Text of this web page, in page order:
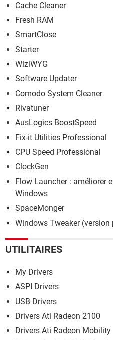
Cache Cleaner
Fresh RAM
SmartClose
Starter
WiziWYG
Software Updater
Comodo System Cleaner
Rivatuner
AusLogics BoostSpeed
Fix-it Utilities Professional
CPU Speed Professional
ClockGen
Flow Launcher : améliorer
Windows
SpaceMonger
Windows Tweaker (version
UTILITAIRES
My Drivers
ASPI Drivers
USB Drivers
Drivers Ati Radeon 2100
Drivers Ati Radeon Mobility